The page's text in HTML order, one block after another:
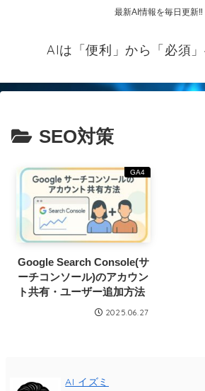
最新AI情報を毎日更新‼
AIは「便利」から「必須
SEO対策
GA4
Google Search Console(サ
ーチコンソール)のアカウン
ト共有・ユーザー追加方法
2025.06.27
AI イズミ